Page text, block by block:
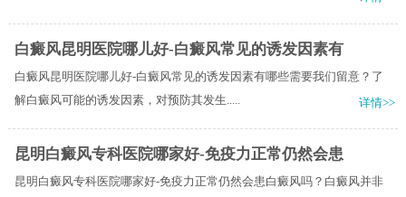
白癜风昆明医院哪儿好-白癜风常见的诱发因素有
白癜风昆明医院哪儿好-白癜风常见的诱发因素有哪些需要我们留意？了
解白癜风可能的诱发因素，对预防其发生.....
详情>>
昆明白癜风专科医院哪家好-免疫力正常仍然会患
昆明白癜风专科医院哪家好-免疫力正常仍然会患白癜风吗？白癜风并非